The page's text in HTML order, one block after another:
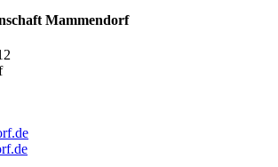
Mammendorf